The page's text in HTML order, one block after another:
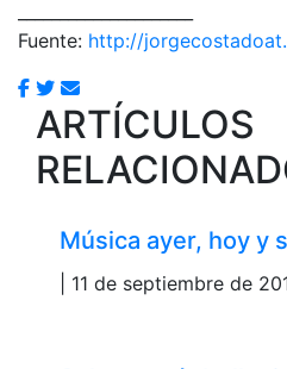
Fuente: http://
ARTÍCULOS
Música ayer, hoy y
| 11 de septiembre de